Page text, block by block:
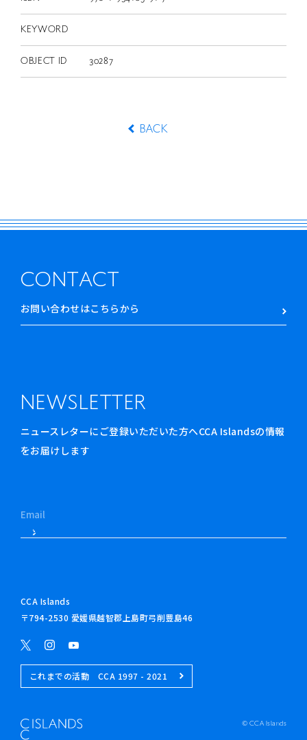
KEYWORD
OBJECT ID 30287
BACK
CONTACT
お問い合わせはこちらから
NEWSLETTER
ニュースレターにご登録いただいた方へCCA Islandsの情報
をお届けします
CCA Islands
〒794-2530 愛媛県越智郡上島町弓削豊島46
これまでの活動 CCA 1997 - 2021
© CCA Islands